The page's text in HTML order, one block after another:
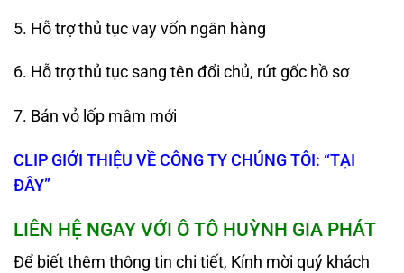
5. Hỗ trợ thủ tục vay vốn ngân hàng
6. Hỗ trợ thủ tục sang tên đổi chủ, rút gốc hồ sơ
7. Bán vỏ lốp mâm mới
CLIP GIỚI THIỆU VỀ CÔNG TY CHÚNG TÔI: “TẠI
ĐÂY”
LIÊN HỆ NGAY VỚI Ô TÔ HUỲNH GIA PHÁT
Để biết thêm thông tin chi tiết, Kính mời quý khách